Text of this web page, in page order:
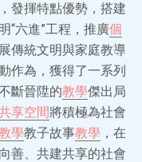
發揮特點優勢，搭建
“六進”工程，推廣個
傳統文明與家庭教導
作為，獲得了一系列
斷晉陞的教學傑出局
享空間將積極為社會
學教子故事教學 ，在
善、共建共享的社會